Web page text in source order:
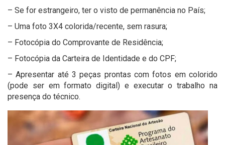
– Se for estrangeiro, ter o visto de permanência no País;
– Uma foto 3X4 colorida/recente, sem rasura;
– Fotocópia do Comprovante de Residência;
– Fotocópia da Carteira de Identidade e do CPF;
– Apresentar até 3 peças prontas com fotos em colorido
(pode ser em formato digital) e executar o trabalho na
presença do técnico.